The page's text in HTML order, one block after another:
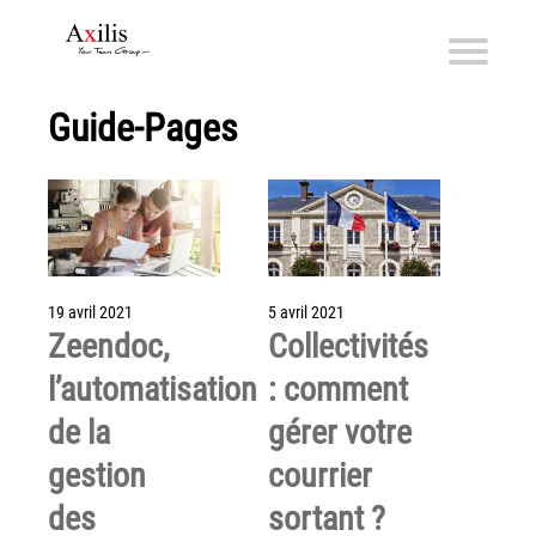
Axilis et ses engagements
Axilis s’engage
Solutions dématérialisation
Dématérialisation du courrier sortant
Automatisation de factures fournisseurs
Numérisation des Notes de Frais
Sécurité et sauvegarde des données
Numérisation intelligente
Guide-Pages
19 avril 2021
Zeendoc,
l’automatisation
de la
gestion
des
5 avril 2021
Collectivités
: comment
gérer votre
courrier
sortant ?